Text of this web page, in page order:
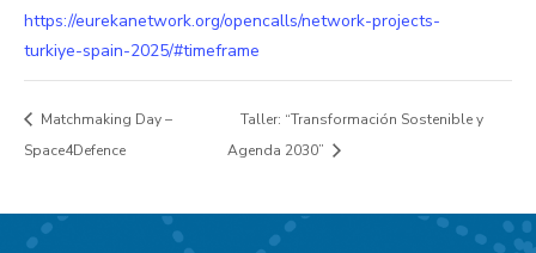
https://eurekanetwork.org/opencalls/network-projects-
turkiye-spain-2025/#timeframe
Matchmaking Day –
Space4Defence
Taller: “Transformación Sostenible y
Agenda 2030”